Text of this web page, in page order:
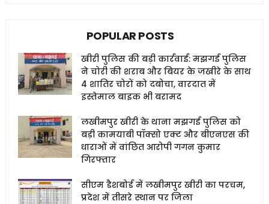
POPULAR POSTS
खीरी पुलिस की बड़ी कार्रवाई: मझगई पुलिस
ने चोरी की शराब और बियर के जखीरे के साथ
4 शातिर चोरों को दबोचा, वारदात में
इस्तेमाल बाइक भी बरामद
लखीमपुर खीरी के थाना मझगई पुलिस को
बड़ी कामयाबी पॉक्सो एक्ट और बीएनएस की
धाराओं में वांछित आरोपी गगन कुमार
गिरफ्तार
सीएम डैशबोर्ड में लखीमपुर खीरी का परचम,
प्रदेश में तीसरे स्थान पर जिला